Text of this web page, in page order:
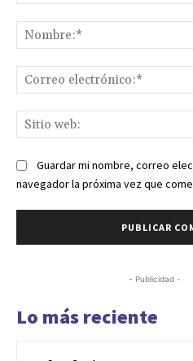
Guardar mi nombre, correo
navegador la próxima vez que
- Publicidad -
Lo más reciente